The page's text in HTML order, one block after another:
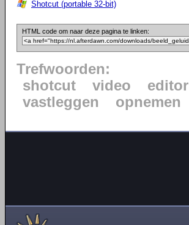
Shotcut (portable 32-bit)
HTML code om naar deze pagina te linken:
Trefwoorden:
shotcut
video editor
vastleggen
opnemen